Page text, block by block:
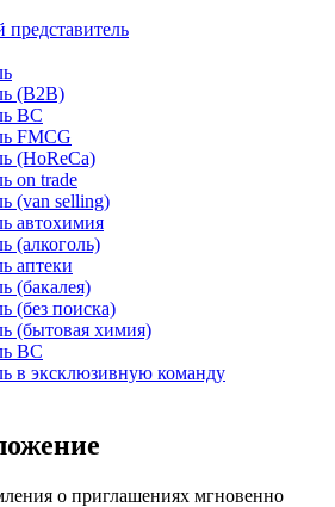
(B2B)
BC
FMCG
(HoReCa)
on trade
(van selling)
автохимия
(алкоголь)
аптеки
(бакалея)
(без поиска)
(бытовая химия)
ВС
в эксклюзивную команду
о приглашениях мгновенно